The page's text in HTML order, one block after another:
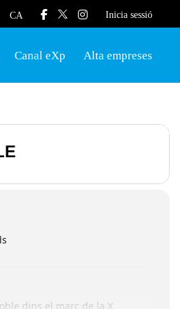
CA Inicia sessió
Canal eXp Alta empreses
dins el marc de la X